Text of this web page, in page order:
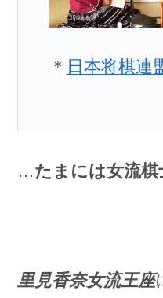
＊ 日本将棋連
…たまには女流棋
里見香奈女流王座